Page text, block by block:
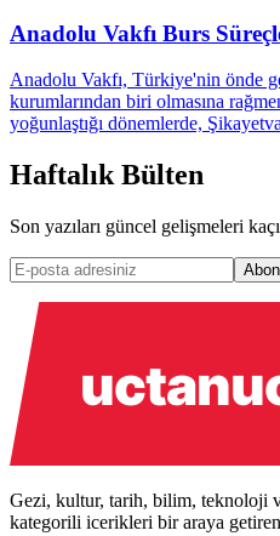
Anadolu Vakfı Burs
Anadolu Vakfı, Türkiye'nin önde
kurumlarından biri olmasına
yoğunlaştığı dönemlerde,
Haftalık Bülten
Son yazıları güncel gelişmeleri
Gezi, kultur, tarih, bilim, teknoloji
kategorili icerikleri bir araya